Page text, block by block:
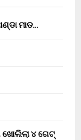
ମାଡ…
ଖୋଲିଲା ୪ ଗେଟ୍